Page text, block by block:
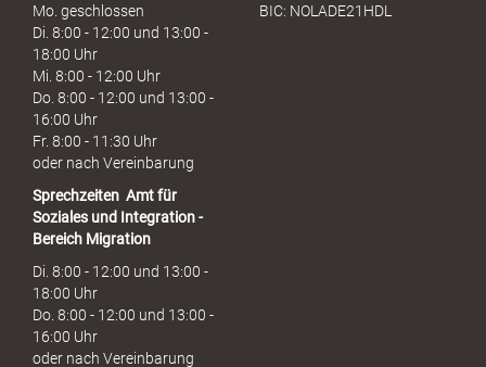
Mo. geschlossen
Di. 8:00 - 12:00 und 13:00 -
18:00 Uhr
Mi. 8:00 - 12:00 Uhr
Do. 8:00 - 12:00 und 13:00 -
16:00 Uhr
Fr. 8:00 - 11:30 Uhr
oder nach Vereinbarung
Sprechzeiten Amt für
Soziales und Integration -
Bereich Migration
Di. 8:00 - 12:00 und 13:00 -
18:00 Uhr
Do. 8:00 - 12:00 und 13:00 -
16:00 Uhr
oder nach Vereinbarung
BIC: NOLADE21HDL